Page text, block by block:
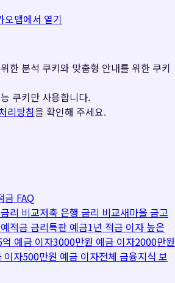
오맵에서 열기
한 분석 쿠키와 맞춤형 안내를 위한 쿠키
쿠키만 사용합니다.
리방침을 확인해 주세요.
금 FAQ
리 비교저축 은행 금리 비교새마을 금고
예적금 금리특판 예금1년 적금 이자 높은
억 예금 이자3000만원 예금 이자2000만원
이자500만원 예금 이자전체 금융지식 보